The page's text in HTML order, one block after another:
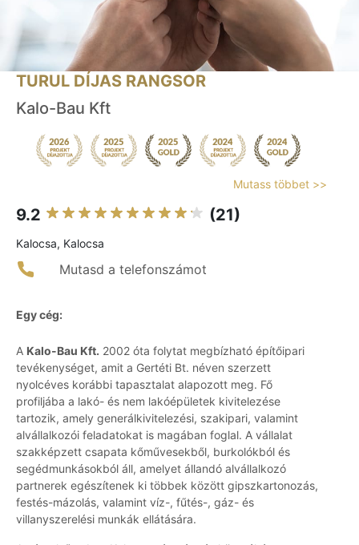
TURUL DÍJAS RANGSOR
Kalo-Bau Kft
Mutass többet >>
9.2 (21)
Kalocsa, Kalocsa
Mutasd a telefonszámot
Egy cég:
A Kalo-Bau Kft. 2002 óta folytat megbízható építőipari
tevékenységet, amit a Gertéti Bt. néven szerzett
nyolcéves korábbi tapasztalat alapozott meg. Fő
profiljába a lakó- és nem lakóépületek kivitelezése
tartozik, amely generálkivitelezési, szakipari, valamint
alvállalkozói feladatokat is magában foglal. A vállalat
szakképzett csapata kőművesekből, burkolókból és
segédmunkásokból áll, amelyet állandó alvállalkozó
partnerek egészítenek ki többek között gipszkartonozás,
festés-mázolás, valamint víz-, fűtés-, gáz- és
villanyszerelési munkák ellátására.